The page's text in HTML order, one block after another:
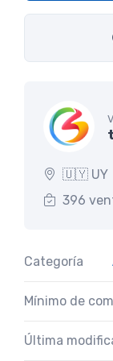
🇺🇾 UY
396
Categoría
Mínimo de
Última